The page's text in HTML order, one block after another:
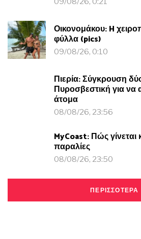
Οικονομάκου: H
φύλλα (pics)
09/08/26, 0:10
Πιερία: Σύγκρουση
Πυροσβεστική για να
άτομα
08/08/26, 23:56
MyCoast: Πώς γίνεται
παραλίες
08/08/26, 23:50
ΠΕΡΙΣΣΟΤΕΡΑ